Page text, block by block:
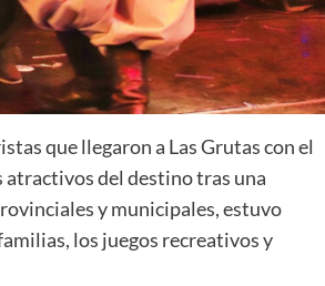
que llegaron a Las Grutas con el
atractivos del destino tras una
y municipales, estuvo
los juegos recreativos y